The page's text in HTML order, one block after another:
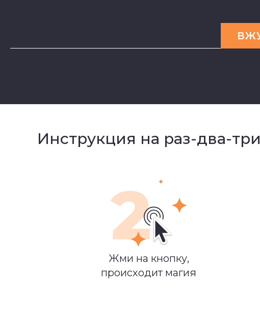
Инструкция на раз-два-три
Жми на кнопку,
происходит магия